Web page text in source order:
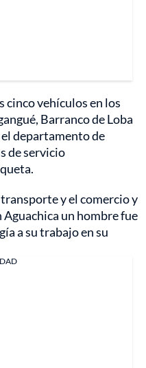
cinco vehículos en los
Barranco de Loba
departamento de
de servicio
y el comercio y
Aguachica un hombre fue
a su trabajo en su